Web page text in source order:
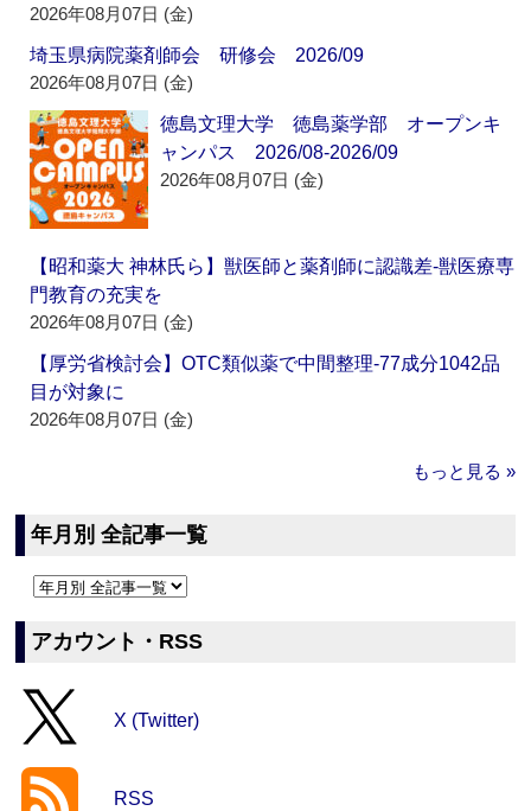
2026年08月07日 (金)
埼玉県病院薬剤師会 研修会 2026/09
2026年08月07日 (金)
徳島文理大学 徳島薬学部 オープンキ
ャンパス 2026/08-2026/09
2026年08月07日 (金)
【昭和薬大 神林氏ら】獣医師と薬剤師に認識差‐獣医療専
門教育の充実を
2026年08月07日 (金)
【厚労省検討会】OTC類似薬で中間整理‐77成分1042品
目が対象に
2026年08月07日 (金)
もっと見る »
年月別 全記事一覧
アカウント・RSS
X (Twitter)
RSS